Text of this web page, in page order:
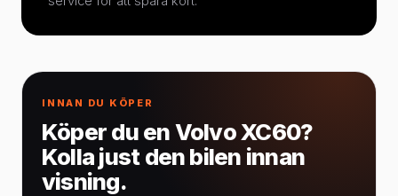
INNAN DU KÖPER
Köper du en Volvo XC60?
Kolla just den bilen innan
visning.